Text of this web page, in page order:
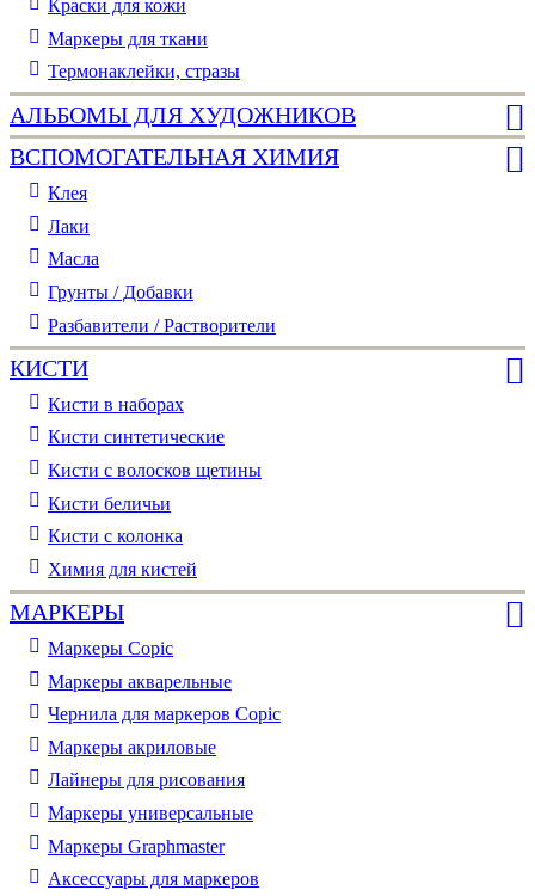
Краски для кожи
Маркеры для ткани
Термонаклейки, стразы
АЛЬБОМЫ ДЛЯ ХУДОЖНИКОВ
ВСПОМОГАТЕЛЬНАЯ ХИМИЯ
Клея
Лаки
Масла
Грунты / Добавки
Разбавители / Растворители
КИСТИ
Кисти в наборах
Кисти синтетические
Кисти с волосков щетины
Кисти беличьи
Кисти с колонка
Химия для кистей
МАРКЕРЫ
Маркеры Copic
Маркеры акварельные
Чернила для маркеров Copic
Маркеры акриловые
Лайнеры для рисования
Маркеры универсальные
Маркеры Graphmaster
Аксессуары для маркеров